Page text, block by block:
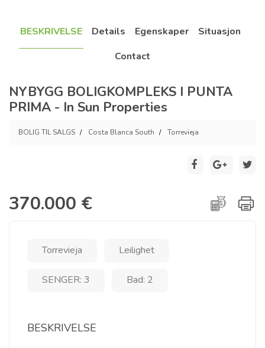
BESKRIVELSE Details Egenskaper
Situasjon
Contact
NYBYGG BOLIGKOMPLEKS I PUNTA
PRIMA - In Sun Properties
BOLIG TIL SALGS Costa Blanca South Torrevieja
370.000 €
Torrevieja Leilighet
SENGER: 3 Bad: 2
BESKRIVELSE